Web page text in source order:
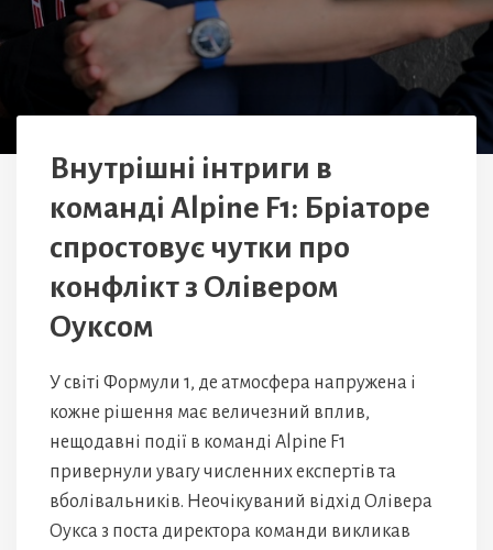
Внутрішні інтриги в
команді Alpine F1: Бріаторе
спростовує чутки про
конфлікт з Олівером
Оуксом
У світі Формули 1, де атмосфера напружена і
кожне рішення має величезний вплив,
нещодавні події в команді Alpine F1
привернули увагу численних експертів та
вболівальників. Неочікуваний відхід Олівера
Оукса з поста директора команди викликав